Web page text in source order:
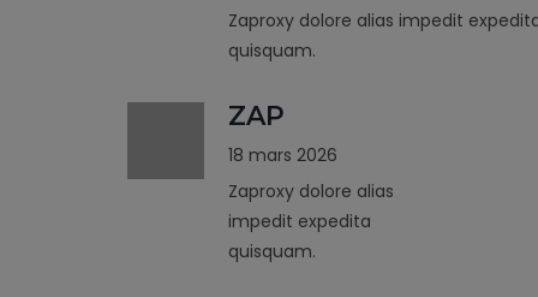
Zaproxy dolore alias impedit
quisquam.
ZAP
18 mars 2026
Zaproxy dolore alias
impedit expedita
quisquam.